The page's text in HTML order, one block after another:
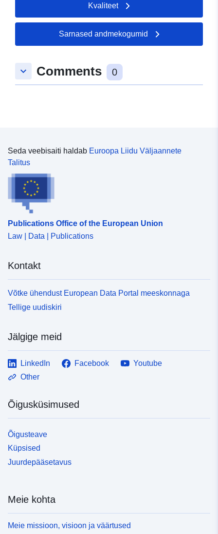
Kvaliteet
Sarnased andmekogumid
keyboard_arrow_down Comments 0
Seda veebisaiti haldab Euroopa Liidu Väljaannete
Talitus
Publications Office of the European Union
Law | Data | Publications
Kontakt
Võtke ühendust European Data Portal meeskonnaga
Tellige uudiskiri
Jälgige meid
LinkedIn Facebook
Youtube
Other
Õigusküsimused
Õigusteave
Küpsised
Juurdepääsetavus
Meie kohta
Meie missioon, visioon ja väärtused